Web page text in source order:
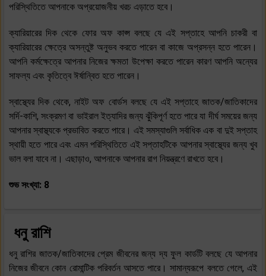
পরিস্থিতিতে আপনাকে অপ্রয়োজনীয় খরচ এড়াতে হবে।
ক্যারিয়ারের দিক থেকে ফোর অফ কাপ্স বলছে যে এই সপ্তাহে আপনি চাকরী বা
ক্যারিয়ারের ক্ষেত্রে অসন্তুষ্ট অনুভব করতে পারেন বা কাজে অপ্রসন্ন হতে পারেন।
আপনি কর্মক্ষেত্রে আপনার নিজের ক্ষমতা উপেক্ষা করতে পারেন কারণ আপনি অন্যের
সাফল্য এবং কৃতিত্বে ঈর্ষান্বিত হতে পারেন।
স্বাস্থ্যের দিক থেকে, নাইট অফ বোর্ডস বলছে যে এই সপ্তাহে জাতক/জাতিকাদের
সর্দি-কাশি, সংক্রমণ বা ভাইরাল ইত্যাদির জন্য ঝুঁকিপূর্ণ হতে পারে যা দীর্ঘ সময়ের জন্য
আপনার স্বাস্থ্যকে প্রভাবিত করতে পারে। এই সমস্যাগুলি সর্বাধিক এক বা দুই সপ্তাহ
স্থায়ী হতে পারে এবং এমন পরিস্থিতিতে এই সপ্তাহটিকে আপনার স্বাস্থ্যের জন্য খুব
ভাল বলা যাবে না। এছাড়াও, আপনাকে আপনার রাগ নিয়ন্ত্রণে রাখতে হবে।
শুভ সংখ্যা: 8
ধনু রাশি
ধনু রাশির জাতক/জাতিকাদের প্রেম জীবনের জন্য দ্য ফুল কার্ডটি বলছে যে আপনার
নিজের জীবনে কোন রোমান্টিক পরিবর্তন আসতে পারে। সামান্যরূপে বলতে গেলে, এই